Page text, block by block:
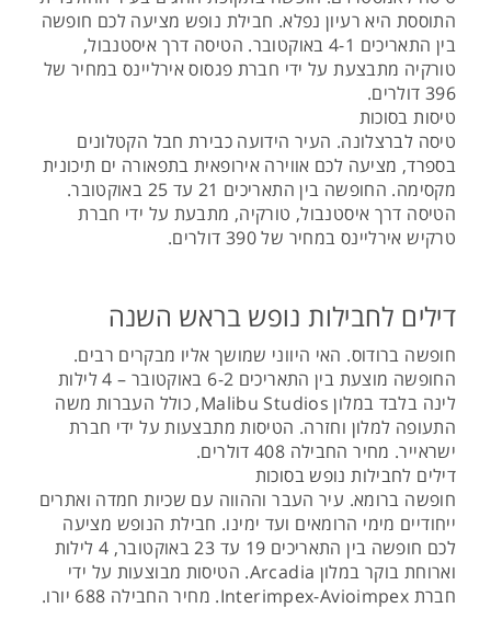
התוססת היא רעיון נפלא. חבילת נופש מציעה לכם חופשה
בין התאריכים 4-1 באוקטובר. הטיסה דרך איסטנבול,
טורקיה מתבצעת על ידי חברת פגסוס אירליינס במחיר של
396 דולרים.
טיסות בסוכות
טיסה לברצלונה. העיר הידועה כבירת חבל הקטלונים
בספרד, מציעה לכם אווירה אירופאית בתפאורה ים תיכונית
מקסימה. החופשה בין התאריכים 21 עד 25 באוקטובר.
הטיסה דרך איסטנבול, טורקיה, מתבעת על ידי חברת
טרקיש אירליינס במחיר של 390 דולרים.
דילים לחבילות נופש בראש השנה
חופשה ברודוס. האי היווני שמושך אליו מבקרים רבים.
החופשה מוצעת בין התאריכים 6-2 באוקטובר – 4 לילות
לינה בלבד במלון Malibu Studios, כולל העברות משה
התעופה למלון וחזרה. הטיסות מתבצעות על ידי חברת
ישראייר. מחיר החבילה 408 דולרים.
דילים לחבילות נופש בסוכות
חופשה ברומא. עיר העבר וההווה עם שכיות חמדה ואתרים
ייחודיים מימי הרומאים ועד ימינו. חבילת הנופש מציעה
לכם חופשה בין התאריכים 19 עד 23 באוקטובר, 4 לילות
וארוחת בוקר במלון Arcadia. הטיסות מבוצעות על ידי
חברת Interimpex-Avioimpex. מחיר החבילה 688 יורו.